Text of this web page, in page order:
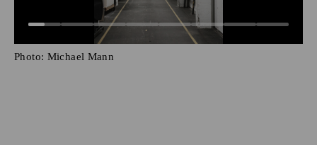
Photo: Michael Mann